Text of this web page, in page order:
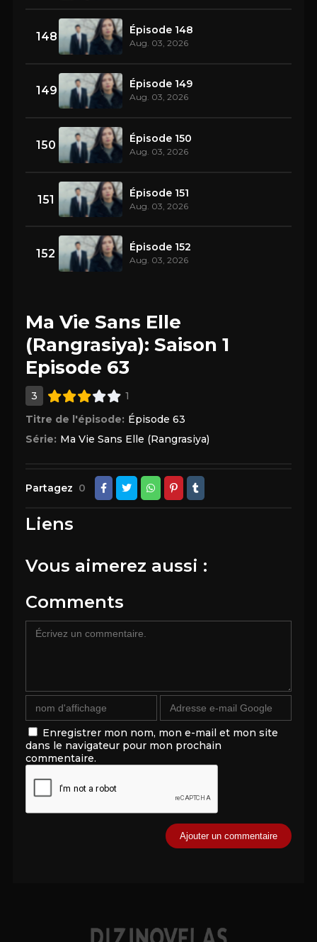
148 Épisode 148
Aug. 03, 2026
149 Épisode 149
Aug. 03, 2026
150 Épisode 150
Aug. 03, 2026
151 Épisode 151
Aug. 03, 2026
152 Épisode 152
Aug. 03, 2026
Ma Vie Sans Elle
(Rangrasiya): Saison 1
Episode 63
3
1
Titre de l'épisode: Épisode 63
Série: Ma Vie Sans Elle (Rangrasiya)
Partagez 0
Liens
Vous aimerez aussi :
Comments
Enregistrer mon nom, mon e-mail et mon site
dans le navigateur pour mon prochain
commentaire.